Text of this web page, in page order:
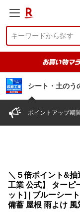
シート・土のう
ポイントアップ期
＼５倍ポイント&
工業 公式】 ターピ
ット] | ブルーシー
備蓄 屋根 雨よけ